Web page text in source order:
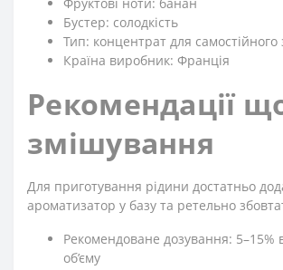
Бустер: солодкість
Тип: концентрат для
Країна виробник: Франція
Рекомендації
змішування
Для приготування рідини достатньо
ароматизатор у базу та ретельно
Рекомендоване дозування: 5–15%
об’єму